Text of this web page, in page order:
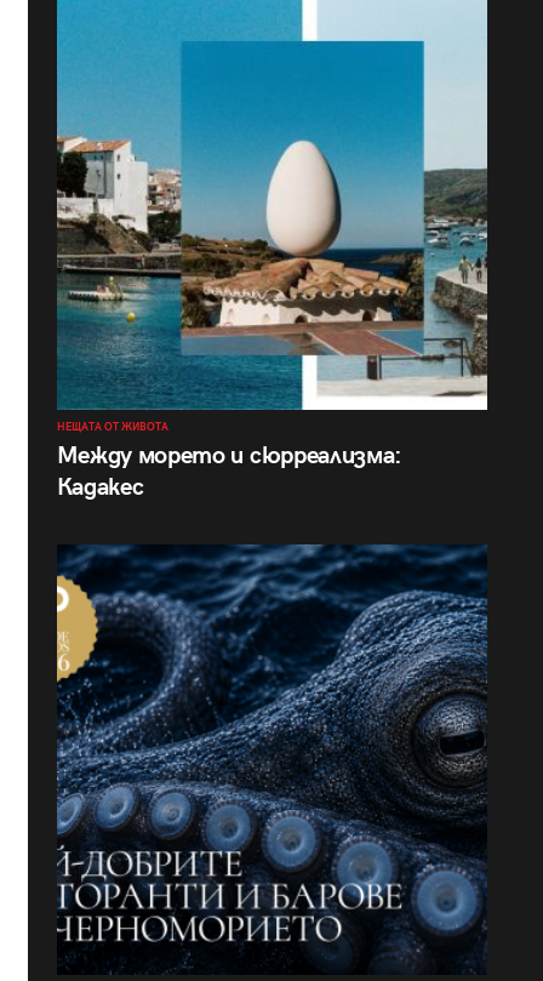
НЕЩАТА ОТ ЖИВОТА
Между морето и сюрреализма:
Кадакес